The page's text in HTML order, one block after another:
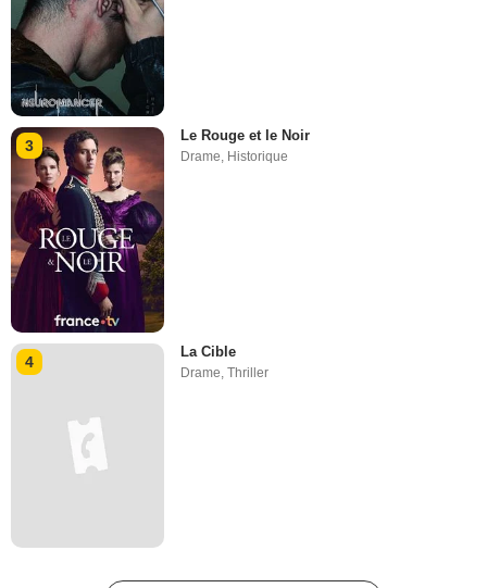
3
Le Rouge et le Noir
Drame, Historique
4
La Cible
Drame ,Thriller